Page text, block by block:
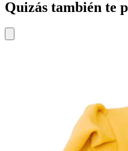
Quizás también te